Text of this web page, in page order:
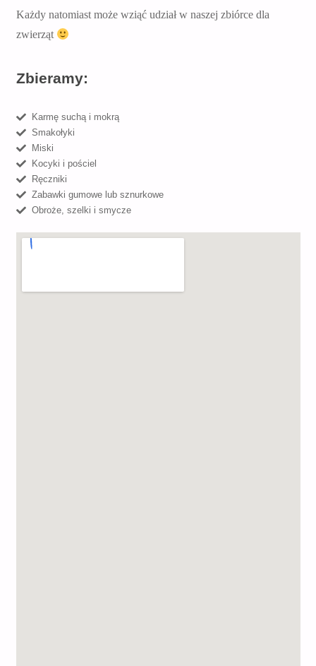
Każdy natomiast może wziąć udział w naszej zbiórce dla
zwierząt
Zbieramy:
Karmę suchą i mokrą
Smakołyki
Miski
Kocyki i pościel
Ręczniki
Zabawki gumowe lub sznurkowe
Obroże, szelki i smycze